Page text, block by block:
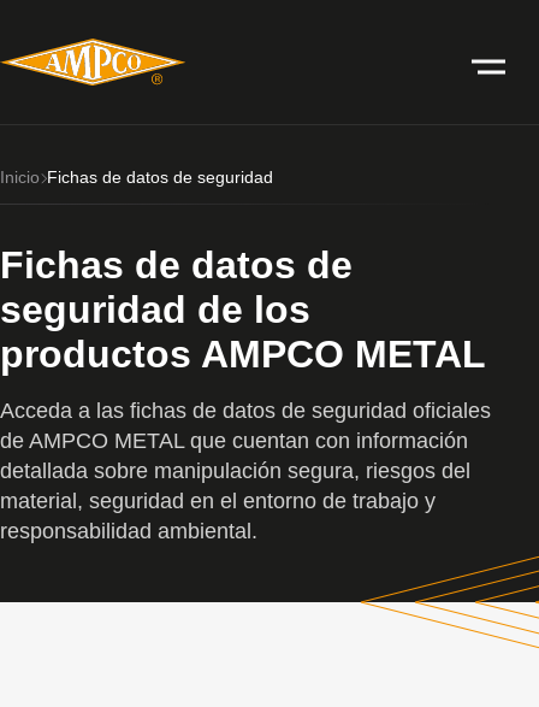
Inicio Fichas de datos de seguridad
Fichas de datos de
seguridad de los
productos AMPCO METAL
Acceda a las fichas de datos de seguridad oficiales
de AMPCO METAL que cuentan con información
detallada sobre manipulación segura, riesgos del
material, seguridad en el entorno de trabajo y
responsabilidad ambiental.